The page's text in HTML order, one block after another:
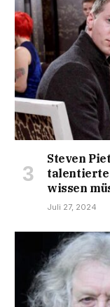
Steven
wissen
Juli 27, 2024